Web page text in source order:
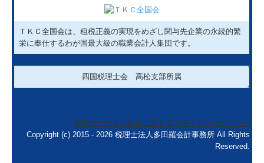
ＴＫＣ全国会は、租税正義の実現をめざし関与先企業の永続的繁
栄に奉仕するわが国最大級の職業会計人集団です。
四国税理士会 高松支部所属
外部サービスの利用に関するプライバシーポリシー
Copyright (c) 2015 - 2026 税理士法人多田羅会計事務所 All Rights
Reserved.